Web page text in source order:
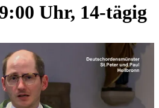
Uhr, 14-tägig